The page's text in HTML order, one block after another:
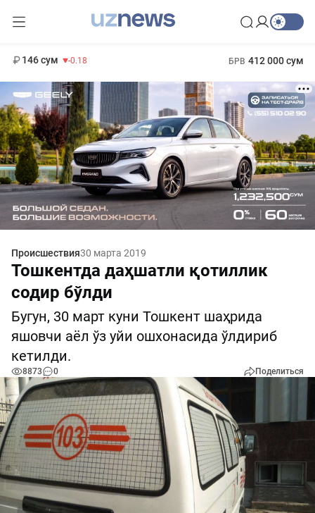
146 сум -0.18 БРВ 412 000 сум
Происшествия30 марта 2019
Тошкентда даҳшатли қотиллик
содир бўлди
Бугун, 30 март куни Тошкент шаҳрида
яшовчи аёл ўз уйи ошхонасида ўлдириб
кетилди.
8873 0 Поделиться